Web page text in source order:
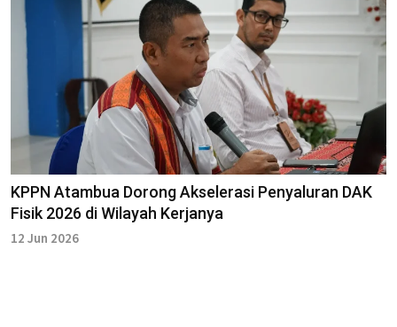
KPPN Atambua Dorong Akselerasi Penyaluran DAK
Fisik 2026 di Wilayah Kerjanya
12 Jun 2026